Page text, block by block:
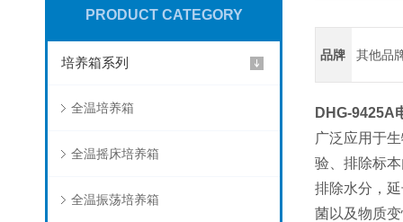
PRODUCT CATEGORY
培养箱系列
全温培养箱
全温摇床培养箱
全温振荡培养箱
品牌 其他品
DHG-9425A
广泛应用于
验、排除标
排除水分，
菌以及物质